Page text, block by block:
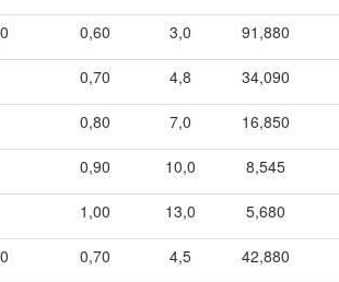
0,60 3,0 91,880
0,70 4,8 34,090
0,80 7,0 16,850
0,90 10,0 8,545
1,00 13,0 5,680
0,70 4,5 42,880